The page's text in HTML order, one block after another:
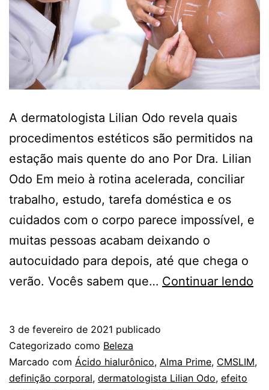
A dermatologista Lilian Odo revela quais
procedimentos estéticos são permitidos na
estação mais quente do ano Por Dra. Lilian
Odo Em meio à rotina acelerada, conciliar
trabalho, estudo, tarefa doméstica e os
cuidados com o corpo parece impossível, e
muitas pessoas acabam deixando o
autocuidado para depois, até que chega o
verão. Vocês sabem que… Continuar lendo
3 de fevereiro de 2021 publicado
Categorizado como Beleza
Marcado com Ácido hialurônico, Alma Prime, CMSLIM,
definição corporal, dermatologista Lilian Odo, efeito